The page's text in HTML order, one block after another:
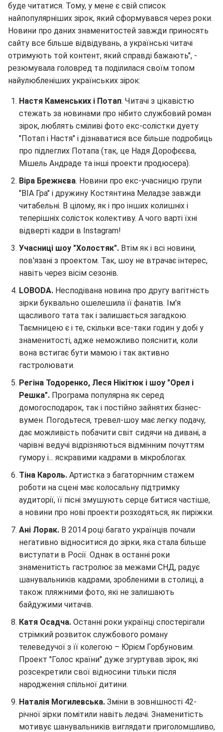
буде читатися. Тому, у мене є свій список
найпопулярніших зірок, який сформувався через роки.
Новини про даних знаменитостей завжди приносять
сайту все більше відвідувань, а українські читачі
отримують той контент, який справді бажають", -
резюмувала головред та поділилася своїм топом
найулюбленіших українських зірок:
Настя Каменських і Потап. Читачі з цікавістю
стежать за новинами про нібито службовий роман
зірок, люблять сміливі фото екс-солістки дуету
"Потап і Настя" і дізнаватися все більше подробиць
про підлеглих Потапа (так, це Надя Дорофєєва,
Мішель Андраде та інші проекти продюсера).
Віра Брежнєва. Новини про екс-учасницю групи
"ВІА Гра" і дружину Костянтина Меладзе завжди
читабельні. В цілому, як і про інших колишніх і
теперішніх солісток колективу. А чого варті їхні
відверті кадри в Instagram!
Учасниці шоу "Холостяк". Втім як і всі новини,
пов'язані з проектом. Так, шоу не втрачає інтерес,
навіть через вісім сезонів.
LOBODA. Несподівана новина про другу вагітність
зірки буквально ошелешила її фанатів. Ім'я
щасливого тата так і залишається загадкою.
Таємницею є і те, скільки все-таки годин у добі у
знаменитості, адже неможливо пояснити, коли
вона встигає бути мамою і так активно
гастролювати.
Регіна Тодоренко, Леся Нікітюк і шоу "Орел і
Решка". Програма популярна як серед
домогосподарок, так і постійно зайнятих бізнес-
вумен. Погодьтеся, тревел-шоу має легку подачу,
дає можливість побачити світ сидячи на дивані, а
чарівні ведучі відрізняються відмінним почуттям
гумору і... яскравими кадрами в мікроблогах.
Тіна Кароль. Артистка з багаторічним стажем
роботи на сцені має колосальну підтримку
аудиторії, її пісні змушують серце битися частіше,
а новини про нові проекти розходяться, як пиріжки.
Ані Лорак. В 2014 році багато українців почали
негативно відноситися до зірки, яка стала більше
виступати в Росії. Однак в останні роки
знаменитість гастролює за межами СНД, радує
шанувальників кадрами, зробленими в столиці, а
також пляжними фото, які не залишають
байдужими читачів.
Катя Осадча. Останні роки українці спостерігали
стрімкий розвиток службового роману
телеведучої з її колегою – Юрієм Горбуновим.
Проект "Голос країни" дуже згуртував зірок, які
розсекретили свої відносини тільки після
народження спільної дитини.
Наталія Могилевська. Зміни в зовнішності 42-
річної зірки помітили навіть ледачі. Знаменитість
мотивує шанувальників виглядати приголомшливо,